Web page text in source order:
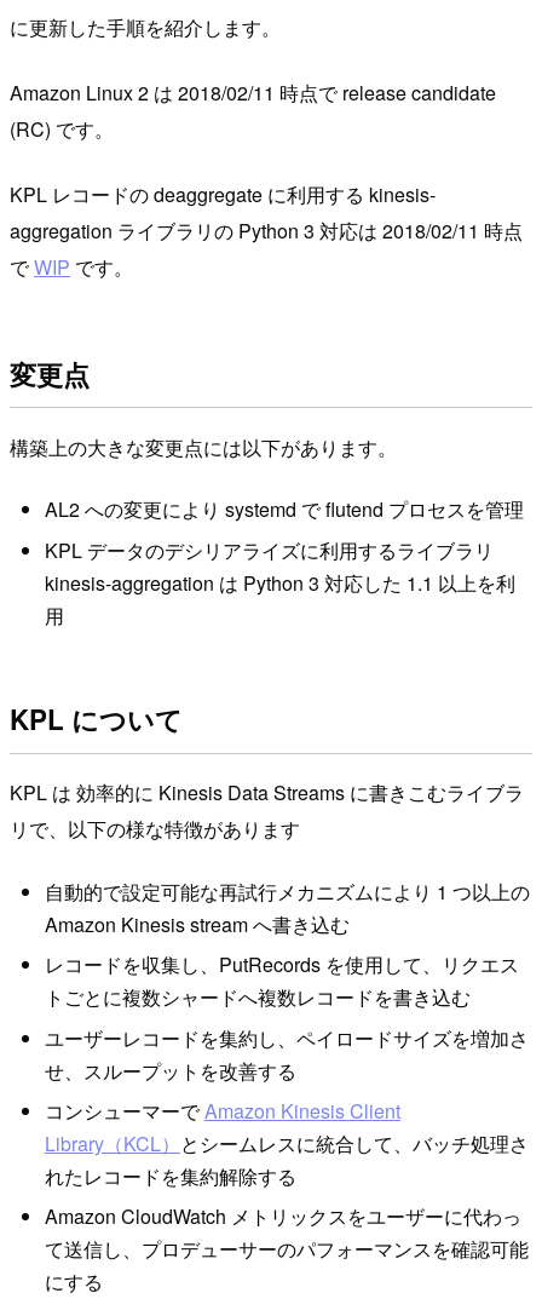
に更新した手順を紹介します。
Amazon Linux 2 は 2018/02/11 時点で release candidate
(RC) です。
KPL レコードの deaggregate に利用する kinesis-
aggregation ライブラリの Python 3 対応は 2018/02/11 時点
でWIP です。
変更点
構築上の大きな変更点には以下があります。
AL2 への変更により systemd で flutend プロセスを管理
KPL データのデシリアライズに利用するライブラリ
kinesis-aggregation は Python 3 対応した 1.1 以上を利
用
KPL について
KPL は 効率的に Kinesis Data Streams に書きこむライブラ
リで、以下の様な特徴があります
自動的で設定可能な再試行メカニズムにより 1 つ以上の
Amazon Kinesis stream へ書き込む
レコードを収集し、PutRecords を使用して、リクエス
トごとに複数シャードへ複数レコードを書き込む
ユーザーレコードを集約し、ペイロードサイズを増加さ
せ、スループットを改善する
コンシューマーでAmazon Kinesis Client
Library（KCL） とシームレスに統合して、バッチ処理さ
れたレコードを集約解除する
Amazon CloudWatch メトリックスをユーザーに代わっ
て送信し、プロデューサーのパフォーマンスを確認可能
にする